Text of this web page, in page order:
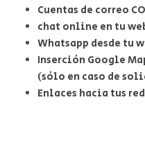
Cuentas de correo
chat online en tu
Whatsapp desde tu
Inserción Google
(sólo en caso de
Enlaces hacia tus